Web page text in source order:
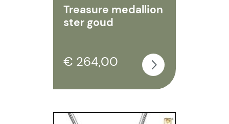
Treasure medallion
ster goud
€ 264,00